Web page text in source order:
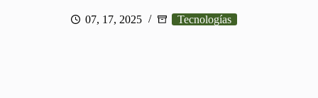
07, 17, 2025 Tecnologías